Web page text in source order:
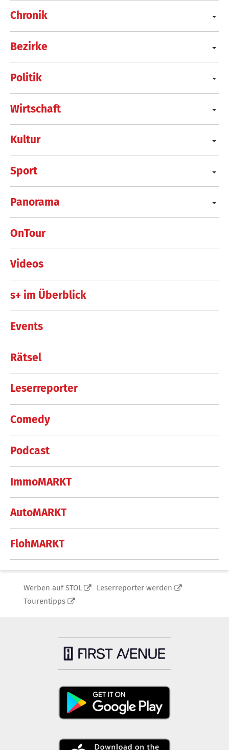
Chronik
Bezirke
Politik
Wirtschaft
Kultur
Sport
Panorama
OnTour
Videos
s+ im Überblick
Events
Rätsel
Leserreporter
Comedy
Podcast
ImmoMARKT
AutoMARKT
FlohMARKT
Werben auf STOL
Leserreporter werden
Tourentipps